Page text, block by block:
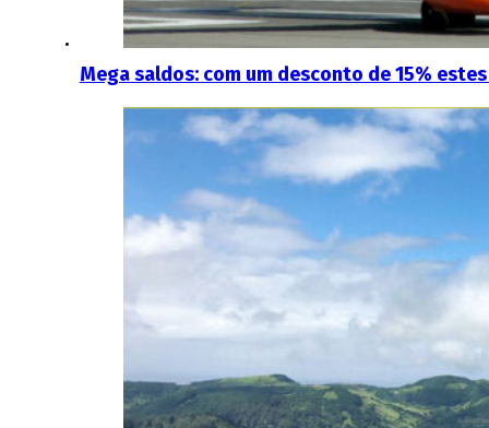
Mega saldos: com um desconto de 15%